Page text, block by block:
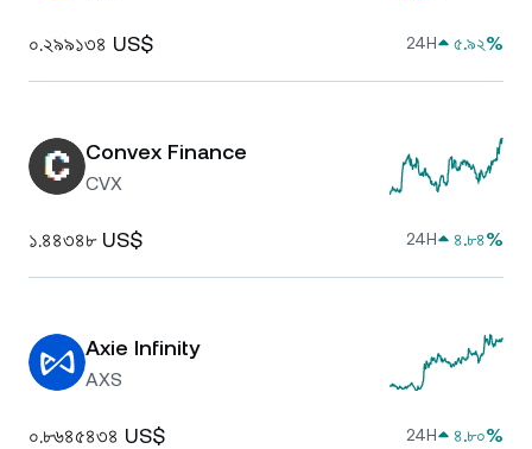
০.২৯৯১৩৪ US$ 24H ৫.৯২%
Convex Finance
CVX
১.৪৪৩৪৮ US$ 24H ৪.৮৪%
Axie Infinity
AXS
০.৮৬৪৫৪৩৪ US$ 24H ৪.৮০%